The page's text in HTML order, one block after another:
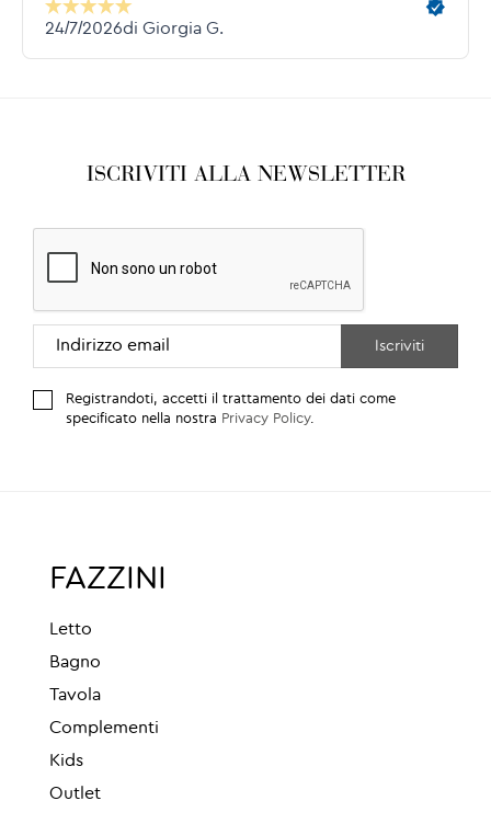
ISCRIVITI ALLA NEWSLETTER
Registrandoti, accetti il trattamento dei dati come
specificato nella nostra Privacy Policy.
FAZZINI
Letto
Bagno
Tavola
Complementi
Kids
Outlet